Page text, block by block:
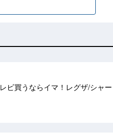
ビ買うならイマ！レグザ/シャー